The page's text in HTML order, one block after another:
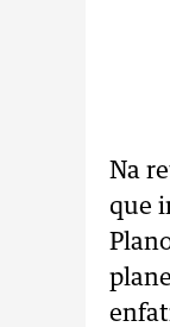
Na
que